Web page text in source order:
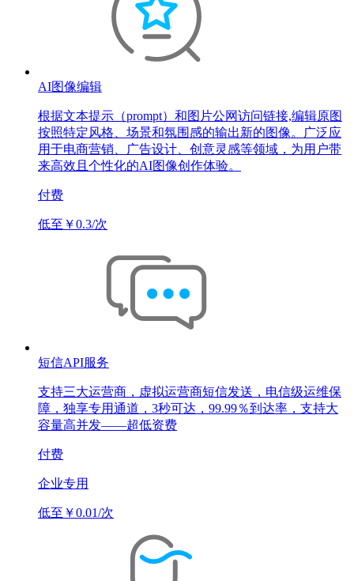
AI图像编辑
根据文本提示（prompt）和图片公网访问链接,编辑原图
按照特定风格、场景和氛围感的输出新的图像。广泛应
用于电商营销、广告设计、创意灵感等领域，为用户带
来高效且个性化的AI图像创作体验。
付费
低至￥0.3/次
短信API服务
支持三大运营商，虚拟运营商短信发送，电信级运维保
障，独享专用通道，3秒可达，99.99％到达率，支持大
容量高并发——超低资费
付费
企业专用
低至￥0.01/次